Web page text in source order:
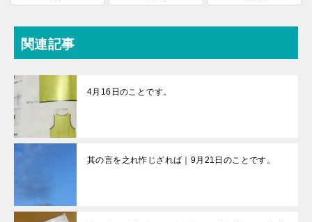
関連記事
4月16日のことです。
其の言を之れ怍じざれば｜9月21日のことです。